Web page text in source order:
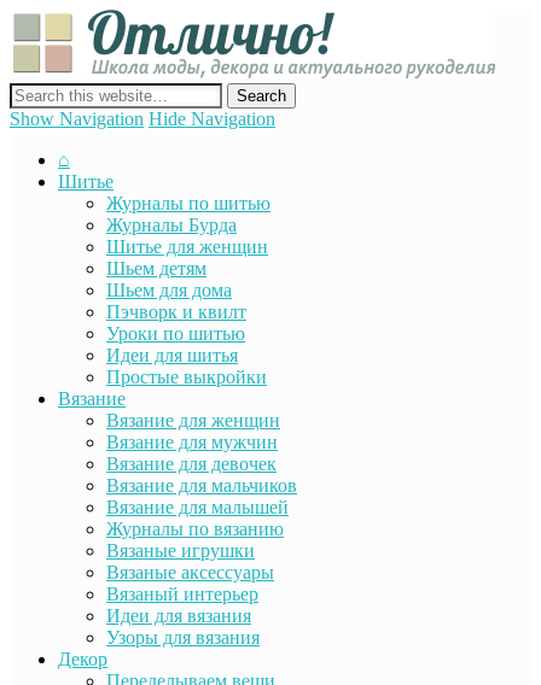
сайт о декоре, дизайне и моде, вязании, шитье и других видах
рукоделия
Show Navigation Hide Navigation
⌂
Шитье
Журналы по шитью
Журналы Бурда
Шитье для женщин
Шьем детям
Шьем для дома
Пэчворк и квилт
Уроки по шитью
Идеи для шитья
Простые выкройки
Вязание
Вязание для женщин
Вязание для мужчин
Вязание для девочек
Вязание для мальчиков
Вязание для малышей
Журналы по вязанию
Вязаные игрушки
Вязаные аксессуары
Вязаный интерьер
Идеи для вязания
Узоры для вязания
Декор
Переделываем вещи